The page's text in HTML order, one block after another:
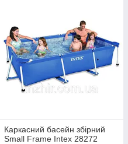
Каркасний басейн збірний
Small Frame Intex 28272